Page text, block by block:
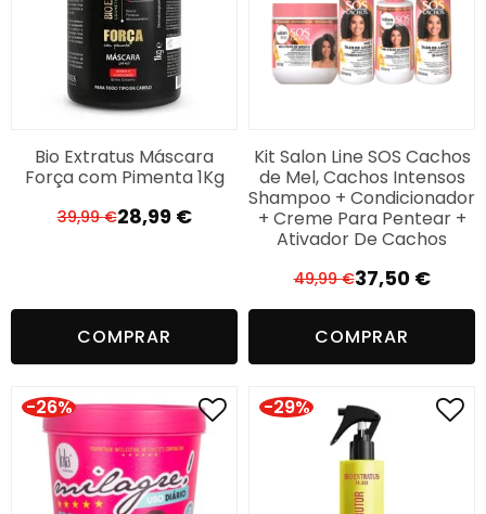
Bio Extratus Máscara
Força com Pimenta 1Kg
39,99€ O
era:
39,99 €.
28,99 €
O
é:
28,99 €.
COMPRAR
Kit Salon Line SOS Cachos
de Mel, Cachos Intensos
Shampoo + Condicionador
+ Creme Para Pentear +
Ativador De Cachos
49,99€ O
preço
original
era:
37,50 €
O
preço
atual
é:
COMPRAR
-26% -29%